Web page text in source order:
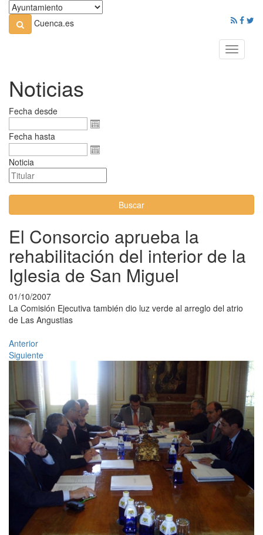
Cuenca.es
Toggle
Noticias
Fecha desde
Fecha hasta
Noticia
Buscar
El Consorcio aprueba la
rehabilitación del interior de la
Iglesia de San Miguel
01/10/2007
La Comisión Ejecutiva también dio luz verde al arreglo del atrio
de Las Angustias
Anterior
Siguiente